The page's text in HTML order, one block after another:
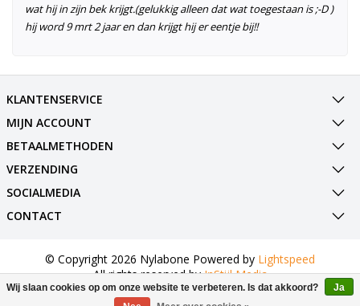
wat hij in zijn bek krijgt.(gelukkig alleen dat wat toegestaan is ;-D )
hij word 9 mrt 2 jaar en dan krijgt hij er eentje bij!!
KLANTENSERVICE
MIJN ACCOUNT
BETAALMETHODEN
VERZENDING
SOCIALMEDIA
CONTACT
© Copyright 2026 Nylabone Powered by Lightspeed
All rights reserved byInStijl Media
Wij slaan cookies op om onze website te verbeteren. Is dat akkoord?
Ja